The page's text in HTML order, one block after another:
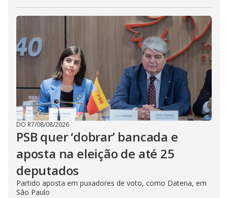
DO R7/08/08/2026
PSB quer ‘dobrar’ bancada e
aposta na eleição de até 25
deputados
Partido aposta em puxadores de voto, como Datena, em
São Paulo